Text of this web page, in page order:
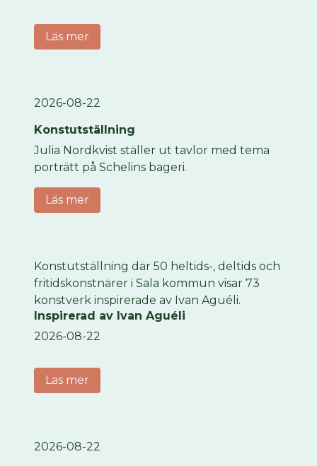
Läs mer
2026-08-22
Konstutställning
Julia Nordkvist ställer ut tavlor med tema
porträtt på Schelins bageri.
Läs mer
2026-08-22
Inspirerad av Ivan Aguéli
Konstutställning där 50 heltids-, deltids och
fritidskonstnärer i Sala kommun visar 73
konstverk inspirerade av Ivan Aguéli.
Läs mer
2026-08-22